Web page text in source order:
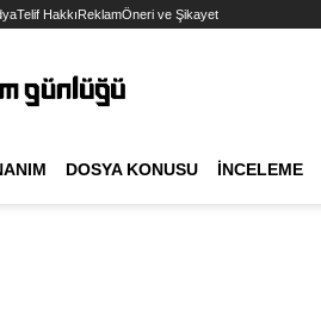
Telif HakkıReklamÖneri ve Şikayet
DOSYA KONUSU İNCELEME